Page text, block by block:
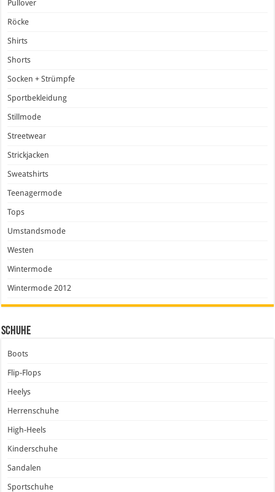
Pullover
Röcke
Shirts
Shorts
Socken + Strümpfe
Sportbekleidung
Stillmode
Streetwear
Strickjacken
Sweatshirts
Teenagermode
Tops
Umstandsmode
Westen
Wintermode
Wintermode 2012
Schuhe
Boots
Flip-Flops
Heelys
Herrenschuhe
High-Heels
Kinderschuhe
Sandalen
Sportschuhe